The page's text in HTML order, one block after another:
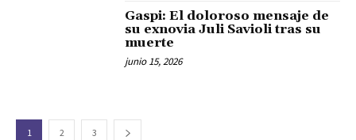
Gaspi: El doloroso mensaje de
su exnovia Juli Savioli tras su
muerte
junio 15, 2026
1 2 3